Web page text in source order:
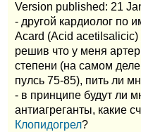
Version published: 21
- другой кардиолог по
Acard (Acid acetilsalicic)
решив что у меня
степени (на самом
пулсь 75-85), пить ли
- в принципе будут ли
антиагреганты, какие
Клопидогрел?